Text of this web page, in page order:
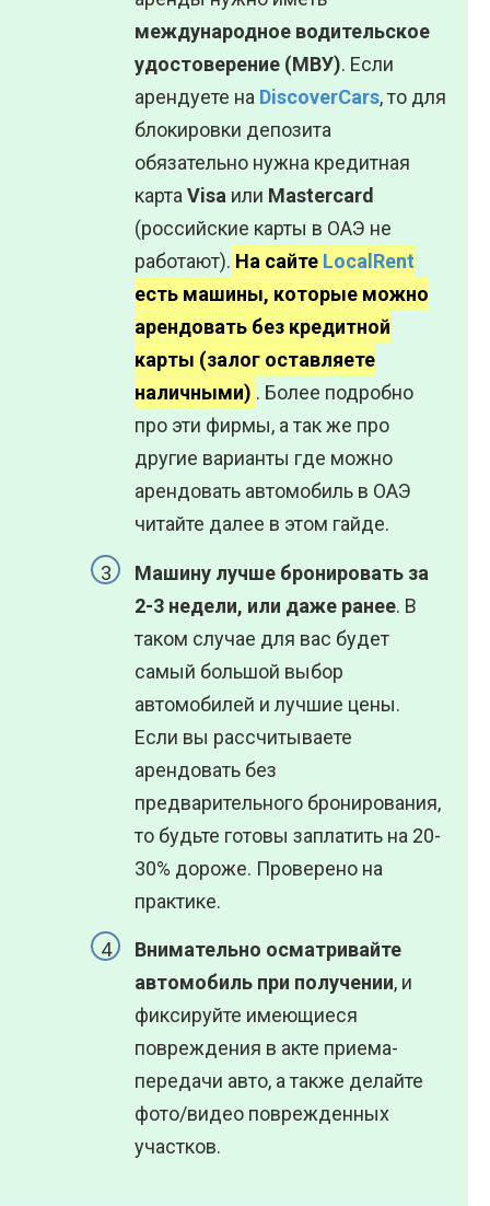
международное водительское
удостоверение (МВУ). Если
арендуете на DiscoverCars, то для
блокировки депозита
обязательно нужна кредитная
карта Visa или Mastercard
(российские карты в ОАЭ не
работают). На сайте LocalRent
есть машины, которые можно
арендовать без кредитной
карты (залог оставляете
наличными) . Более подробно
про эти фирмы, а так же про
другие варианты где можно
арендовать автомобиль в ОАЭ
читайте далее в этом гайде.
Машину лучше бронировать за
2-3 недели, или даже ранее. В
таком случае для вас будет
самый большой выбор
автомобилей и лучшие цены.
Если вы рассчитываете
арендовать без
предварительного бронирования,
то будьте готовы заплатить на 20-
30% дороже. Проверено на
практике.
Внимательно осматривайте
автомобиль при получении, и
фиксируйте имеющиеся
повреждения в акте приема-
передачи авто, а также делайте
фото/видео поврежденных
участков.